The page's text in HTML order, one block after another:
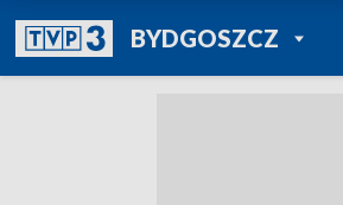
BYDGOSZCZPOWRÓT DO
TVP REGIONY